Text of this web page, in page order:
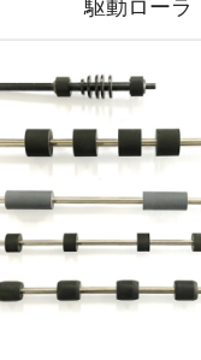
駆動ローラ